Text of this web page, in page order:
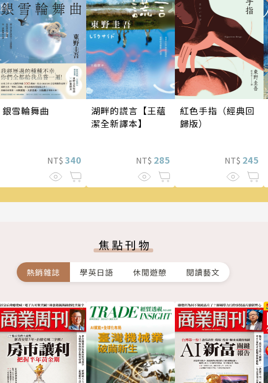
銀雪輪舞曲
NT$ 340
湖畔的謊言【王蘊
潔全新譯本】
NT$ 285
紅色手指（經典回
歸版）
NT$ 245
焦點刊物
熱銷雜誌 學英日語 休閒遊憩 閱讀藝文